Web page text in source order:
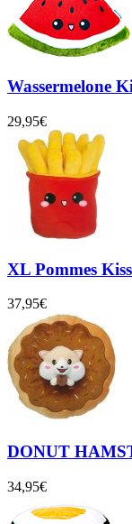
Wassermelone
29,95€
XL Pommes
37,95€
DONUT
34,95€